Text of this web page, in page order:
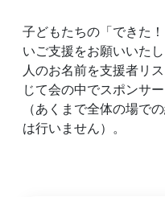
子どもたちの「できた
いご支援をお願いいた
人のお名前を支援者リ
じて会の中でスポンサ
（あくまで全体の場で
は行いません）。